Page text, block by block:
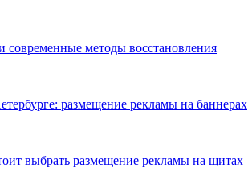
методы восстановления
размещение рекламы на баннерах
выбрать размещение рекламы на щитах